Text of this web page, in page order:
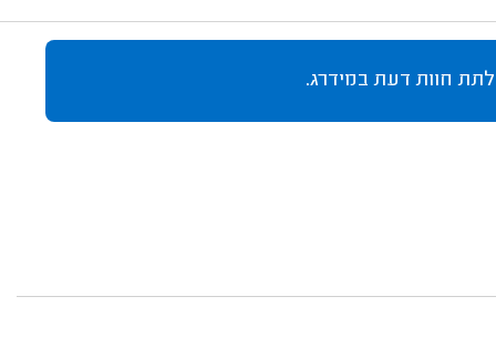
חוות דעת במידרג.